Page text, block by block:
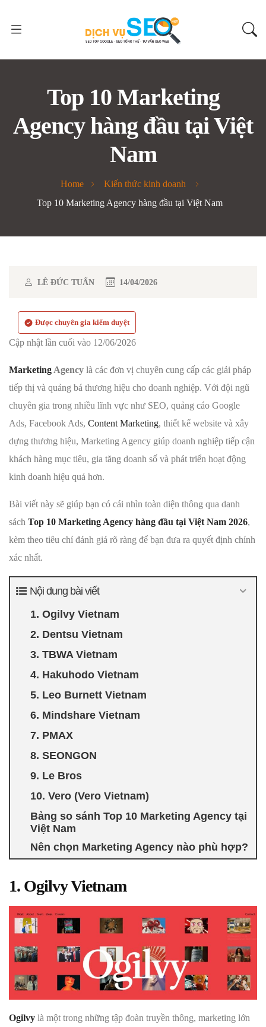
Top 10 Marketing
Agency hàng đầu tại Việt
Nam
Home
Kiến thức kinh doanh
Top 10 Marketing Agency hàng đầu tại Việt Nam
LÊ ĐỨC TUẤN 14/04/2026
Được chuyên gia kiểm duyệt
Cập nhật lần cuối vào 12/06/2026
Marketing Agency là các đơn vị chuyên cung cấp các giải pháp
tiếp thị và quảng bá thương hiệu cho doanh nghiệp. Với đội ngũ
chuyên gia trong nhiều lĩnh vực như SEO, quảng cáo Google
Ads, Facebook Ads, Content Marketing, thiết kế website và xây
dựng thương hiệu, Marketing Agency giúp doanh nghiệp tiếp cận
khách hàng mục tiêu, gia tăng doanh số và phát triển hoạt động
kinh doanh hiệu quả hơn.
Bài viết này sẽ giúp bạn có cái nhìn toàn diện thông qua danh
sách Top 10 Marketing Agency hàng đầu tại Việt Nam 2026,
kèm theo tiêu chí đánh giá rõ ràng để bạn đưa ra quyết định chính
xác nhất.
Nội dung bài viết
1. Ogilvy Vietnam
2. Dentsu Vietnam
3. TBWA Vietnam
4. Hakuhodo Vietnam
5. Leo Burnett Vietnam
6. Mindshare Vietnam
7. PMAX
8. SEONGON
9. Le Bros
10. Vero (Vero Vietnam)
Bảng so sánh Top 10 Marketing Agency tại
Việt Nam
Nên chọn Marketing Agency nào phù hợp?
1. Ogilvy Vietnam
Ogilvy là một trong những tập đoàn truyền thông, marketing lớn